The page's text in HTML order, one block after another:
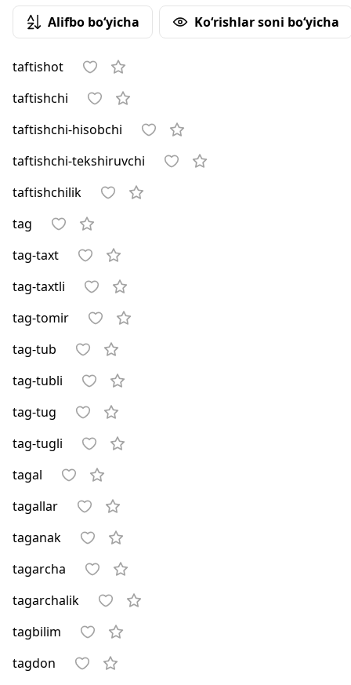
Alifbo bo‘yicha Ko‘rishlar soni bo‘yicha
taftishot
taftishchi
taftishchi-hisobchi
taftishchi-tekshiruvchi
taftishchilik
tag
tag-taxt
tag-taxtli
tag-tomir
tag-tub
tag-tubli
tag-tug
tag-tugli
tagal
tagallar
taganak
tagarcha
tagarchalik
tagbilim
tagdon